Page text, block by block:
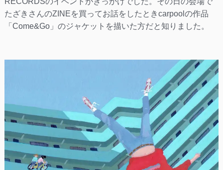
たざきさんのZINEを買ってお話をしたときcarpoolの作品
「Come&Go」のジャケットを描いた方だと知りました。